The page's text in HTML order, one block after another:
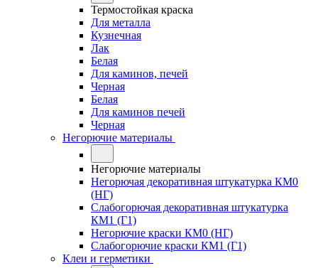
Термостойкая краска
Для металла
Кузнечная
Лак
Белая
Для каминов, печей
Черная
Белая
Для каминов печей
Черная
Негорючие материалы
Негорючие материалы
Негорючая декоративная штукатурка КМ0
(НГ)
Слабогорючая декоративная штукатурка
КМ1 (Г1)
Негорючие краски КМ0 (НГ)
Слабогорючие краски КМ1 (Г1)
Клеи и герметики